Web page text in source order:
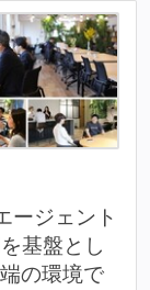
ージェント
基盤とし
の環境で